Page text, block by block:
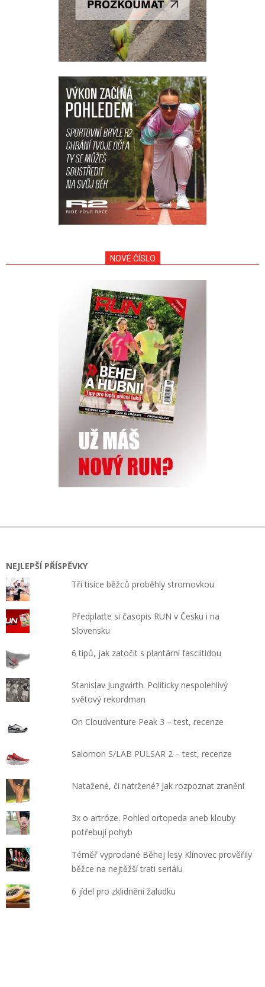
NOVÉ ČÍSLO
NEJLEPŠÍ PŘÍSPĚVKY
Tři tisíce běžců proběhly stromovkou
Předplaťte si časopis RUN v Česku i na
Slovensku
6 tipů, jak zatočit s plantární fasciitidou
Stanislav Jungwirth. Politicky nespolehlivý
světový rekordman
On Cloudventure Peak 3 – test, recenze
Salomon S/LAB PULSAR 2 – test, recenze
Natažené, či natržené? Jak rozpoznat zranění
3x o artróze. Pohled ortopeda aneb klouby
potřebují pohyb
Téměř vyprodané Běhej lesy Klínovec prověřily
běžce na nejtěžší trati seriálu
6 jídel pro zklidnění žaludku